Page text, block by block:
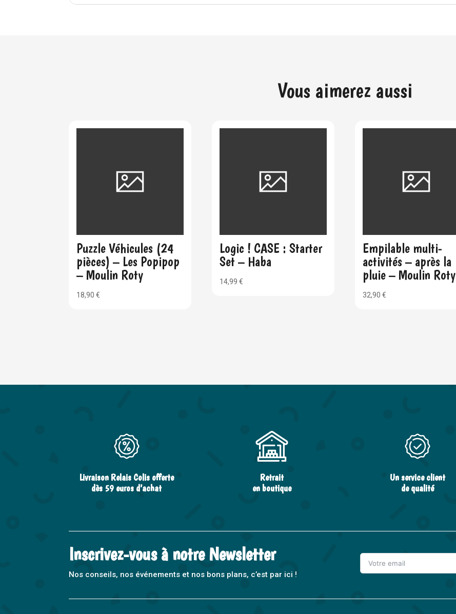
e
Vous aimerez aussi
Puzzle Véhicules (24
pièces) – Les Popipop
– Moulin Roty
18,90€
Logic ! CASE : Starter
Set – Haba
14,99€
Empilable multi-
activités – après la
pluie – Moulin Roty
32,90€
Livraison Relais Colis offerte
dès 59 euros d’achat
Retrait
en boutique
Un service client
de qualité
Inscrivez-vous à notre Newsletter
Nos conseils, nos événements et nos bons plans, c’est par ici !